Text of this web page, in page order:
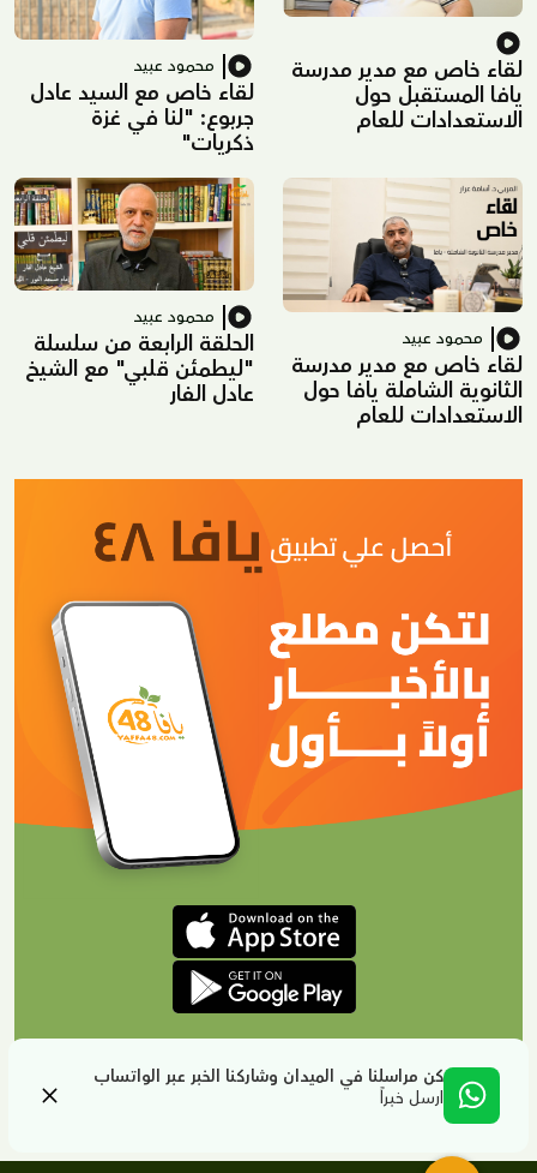
كن مراسلنا في الميدان وشاركنا الخبر عبر الواتساب
ارسل خبراً
لقاء خاص مع مدير مدرسة
يافا المستقبل حول
الاستعدادات للعام
محمود عبيد
لقاء خاص مع السيد عادل
جربوع: "لنا في غزة
ذكريات"
محمود عبيد
لقاء خاص مع مدير مدرسة
الثانوية الشاملة يافا حول
الاستعدادات للعام
محمود عبيد
الحلقة الرابعة من سلسلة
"ليطمئن قلبي" مع الشيخ
عادل الفار